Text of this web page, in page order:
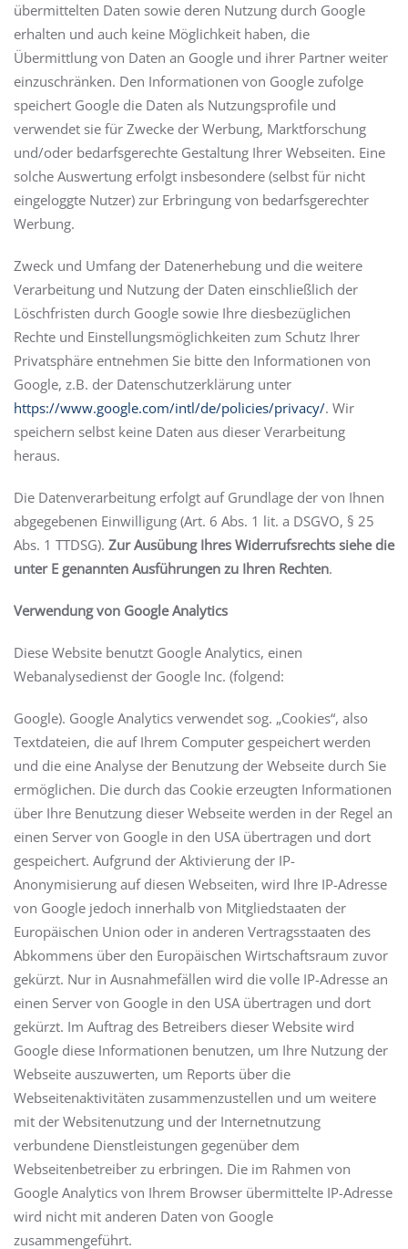
übermittelten Daten sowie deren Nutzung durch Google
erhalten und auch keine Möglichkeit haben, die
Übermittlung von Daten an Google und ihrer Partner weiter
einzuschränken. Den Informationen von Google zufolge
speichert Google die Daten als Nutzungsprofile und
verwendet sie für Zwecke der Werbung, Marktforschung
und/oder bedarfsgerechte Gestaltung Ihrer Webseiten. Eine
solche Auswertung erfolgt insbesondere (selbst für nicht
eingeloggte Nutzer) zur Erbringung von bedarfsgerechter
Werbung.
Zweck und Umfang der Datenerhebung und die weitere
Verarbeitung und Nutzung der Daten einschließlich der
Löschfristen durch Google sowie Ihre diesbezüglichen
Rechte und Einstellungsmöglichkeiten zum Schutz Ihrer
Privatsphäre entnehmen Sie bitte den Informationen von
Google, z.B. der Datenschutzerklärung unter
https://www.google.com/intl/de/policies/privacy/. Wir
speichern selbst keine Daten aus dieser Verarbeitung
heraus.
Die Datenverarbeitung erfolgt auf Grundlage der von Ihnen
abgegebenen Einwilligung (Art. 6 Abs. 1 lit. a DSGVO, § 25
Abs. 1 TTDSG). Zur Ausübung Ihres Widerrufsrechts siehe die
unter E genannten Ausführungen zu Ihren Rechten.
Verwendung von Google Analytics
Diese Website benutzt Google Analytics, einen
Webanalysedienst der Google Inc. (folgend:
Google). Google Analytics verwendet sog. „Cookies“, also
Textdateien, die auf Ihrem Computer gespeichert werden
und die eine Analyse der Benutzung der Webseite durch Sie
ermöglichen. Die durch das Cookie erzeugten Informationen
über Ihre Benutzung dieser Webseite werden in der Regel an
einen Server von Google in den USA übertragen und dort
gespeichert. Aufgrund der Aktivierung der IP-
Anonymisierung auf diesen Webseiten, wird Ihre IP-Adresse
von Google jedoch innerhalb von Mitgliedstaaten der
Europäischen Union oder in anderen Vertragsstaaten des
Abkommens über den Europäischen Wirtschaftsraum zuvor
gekürzt. Nur in Ausnahmefällen wird die volle IP-Adresse an
einen Server von Google in den USA übertragen und dort
gekürzt. Im Auftrag des Betreibers dieser Website wird
Google diese Informationen benutzen, um Ihre Nutzung der
Webseite auszuwerten, um Reports über die
Webseitenaktivitäten zusammenzustellen und um weitere
mit der Websitenutzung und der Internetnutzung
verbundene Dienstleistungen gegenüber dem
Webseitenbetreiber zu erbringen. Die im Rahmen von
Google Analytics von Ihrem Browser übermittelte IP-Adresse
wird nicht mit anderen Daten von Google
zusammengeführt.